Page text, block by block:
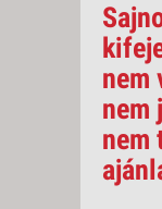
nem
nem
nem